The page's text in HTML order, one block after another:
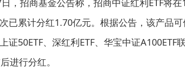
，招商基金公告称，招商中证红利ETF将
已累计分红1.70亿元。根据公告，该产品可
证50ETF、深红利ETF、华宝中证A100ETF
进行分红。